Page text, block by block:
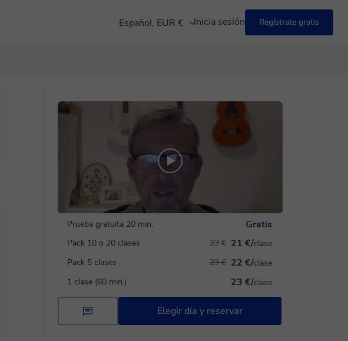
Español, EUR € Inicia sesión Regístrate gratis
Prueba gratuita 20 min. Gratis
Pack 10 o 20 clases 21 €/clase
23 €
Pack 5 clases
22 €/clase
23 €
1 clase (60 min.)
23 €/clase
Elegir día y reservar